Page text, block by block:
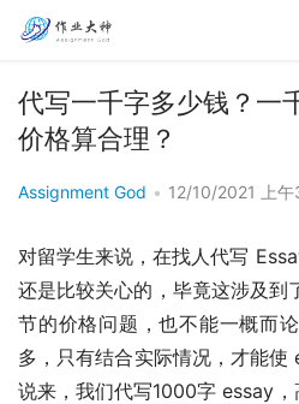
代写一千字多少钱？一
价格算合理？
Assignment God • 12/10/2021 上
对留学生来说，在找人代写
还是比较关心的，毕竟这涉及到
节的价格问题，也不能一概而
多，只有结合实际情况，才能使
说来，我们代写1000字 essay